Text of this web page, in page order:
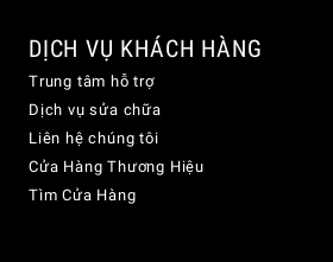
DỊCH VỤ KHÁCH HÀNG
Trung tâm hỗ trợ
Dịch vụ sửa chữa
Liên hệ chúng tôi
Cửa Hàng Thương Hiệu
Tìm Cửa Hàng